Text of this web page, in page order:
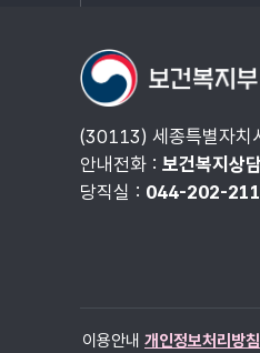
(30113) 세종특별자치
안내전화 : 보건복지상
당직실 : 044-202-
이용안내 개인정보처리방침